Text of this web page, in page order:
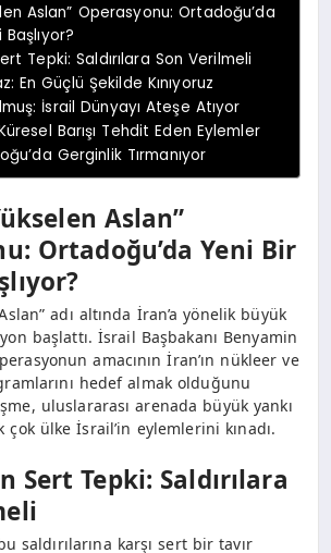
Aslan” Operasyonu: Ortadoğu’da
Başlıyor?
Tepki: Saldırılara Son Verilmeli
En Güçlü Şekilde Kınıyoruz
İsrail Dünyayı Ateşe Atıyor
Barışı Tehdit Eden Eylemler
Gerginlik Tırmanıyor
Aslan”
Ortadoğu’da Yeni Bir
adı altında İran’a yönelik büyük
başlattı. İsrail Başbakanı Benyamin
amacının İran’ın nükleer ve
hedef almak olduğunu
uluslararası arenada büyük yankı
çok ülke İsrail’in eylemlerini kınadı.
Sert Tepki: Saldırılara
saldırılarına karşı sert bir tavır